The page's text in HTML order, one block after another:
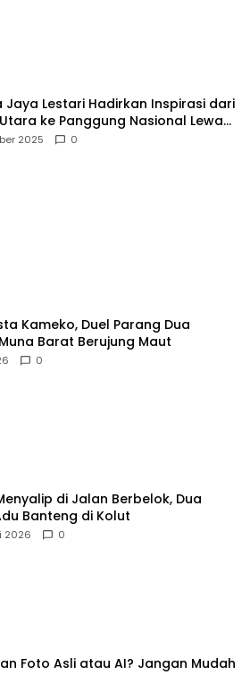
Jaya Lestari Hadirkan Inspirasi dari
ke Panggung Nasional Lewat
Bergengsi
2025 0
Kameko, Duel Parang Dua
Barat Berujung Maut
0
di Jalan Berbelok, Dua
Banteng di Kolut
2026 0
Foto Asli atau AI? Jangan Mudah